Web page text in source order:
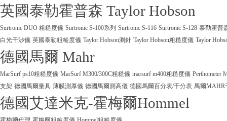
英國泰勒霍普森 Taylor Hobson
Surtronic DUO 粗糙度儀 Surtronic S-100系列 Surtronic S-116 Surtronic S-128 泰勒霍普
白光干涉儀 英國泰勒粗糙度儀 Taylor Hobson測針 Taylor Hobson粗糙度儀 Taylor
德國馬爾 Mahr
MarSurf ps10粗糙度儀 MarSurf M300/300C粗糙儀 marsurf m400粗糙度儀 Perthometer
支架 德國馬爾量具 薄膜測厚儀 德國馬爾測高儀 德國馬爾百分表/千分表 馬爾MAHR
德國艾達米克-霍梅爾Hommel